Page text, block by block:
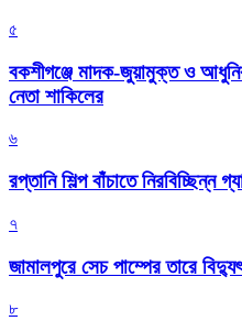
৫
বকশীগঞ্জে মাদক-জুয়ামুক্ত ও
নেতা শাকিলের
৬
রপ্তানি শিল্প বাঁচাতে নিরবিচ্ছিন্ন
৭
জামালপুরে সেচ পাম্পের তারে
৮